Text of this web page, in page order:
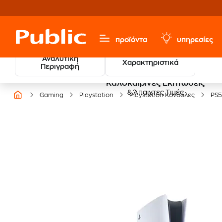
προϊόντα υπηρεσίες
Αναλυτική
Περιγραφή
Χαρακτηριστικά
Καλοκαιρινές Εκπτώσεις
& Άπαιχτες Τιμές
Gaming Playstation Playstation Κονσόλες PS5